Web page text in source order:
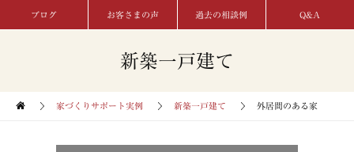
ブログ お客さまの声 過去の相談例 Q&A
新築一戸建て
家づくりサポート実例 新築一戸建て 外居間のある家